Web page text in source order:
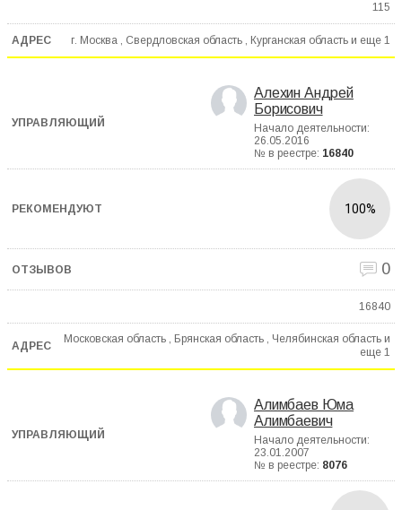
115
г. Москва , Свердловская область , Курганская область и еще 1
Алехин Андрей
Борисович
Начало деятельности:
26.05.2016
№ в реестре: 16840
100%
0
16840
Московская область , Брянская область , Челябинская область и
еще 1
Алимбаев Юма
Алимбаевич
Начало деятельности:
23.01.2007
№ в реестре: 8076